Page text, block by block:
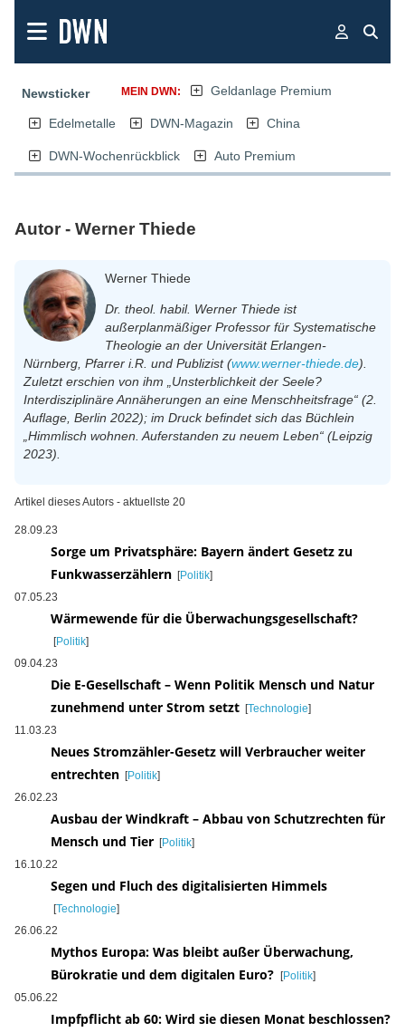
Newsticker MEIN DWN: Geldanlage Premium
Edelmetalle DWN-Magazin China
DWN-Wochenrückblick Auto Premium
Autor - Werner Thiede
Werner Thiede
Dr. theol. habil. Werner Thiede ist
außerplanmäßiger Professor für Systematische
Theologie an der Universität Er­lan­gen-
Nürnberg, Pfarrer i.R. und Publizist (www.werner-thiede.de).
Zuletzt erschien von ihm „Unsterblichkeit der Seele?
Interdisziplinäre Annäherungen an eine Menschheitsfrage“ (2.
Auflage, Berlin 2022); im Druck befindet sich das Büchlein
„Himmlisch wohnen. Auferstanden zu neuem Leben“ (Leipzig
2023).
Artikel dieses Autors - aktuellste 20
28.09.23
Sorge um Privatsphäre: Bayern ändert Gesetz zu
Funkwasserzählern [Politik]
07.05.23
Wärmewende für die Überwachungsgesellschaft?
[Politik]
09.04.23
Die E-Gesellschaft – Wenn Politik Mensch und Natur
zunehmend unter Strom setzt [Technologie]
11.03.23
Neues Stromzähler-Gesetz will Verbraucher weiter
entrechten [Politik]
26.02.23
Ausbau der Windkraft – Abbau von Schutzrechten für
Mensch und Tier [Politik]
16.10.22
Segen und Fluch des digitalisierten Himmels
[Technologie]
26.06.22
Mythos Europa: Was bleibt außer Überwachung,
Bürokratie und dem digitalen Euro?
[Politik]
05.06.22
Impfpflicht ab 60: Wird sie diesen Monat beschlossen?